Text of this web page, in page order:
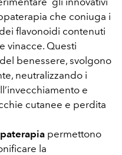
che coniuga i
flavonoidi contenuti
vinacce. Questi
benessere, svolgono
neutralizzando i
e
cutanee e perdita
permettono
la